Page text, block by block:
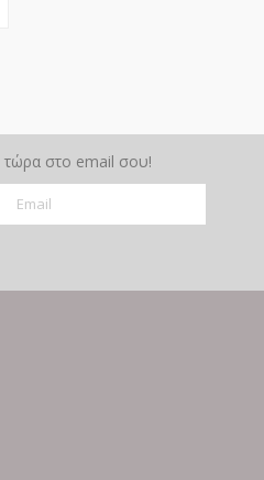
τώρα στο email σου!